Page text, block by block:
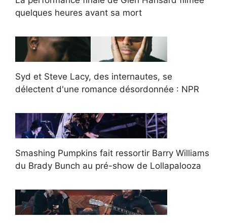
quelques heures avant sa mort
Syd et Steve Lacy, des internautes, se
délectent d'une romance désordonnée : NPR
Smashing Pumpkins fait ressortir Barry Williams
du Brady Bunch au pré-show de Lollapalooza